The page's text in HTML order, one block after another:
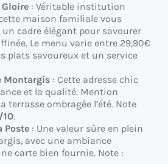
: Véritable institution
maison familiale vous
cadre élégant pour savourer
Le menu varie entre 29,90€
plats savoureux et un service
Montargis : Cette adresse chic
et la qualité. Mention
terrasse ombragée l’été. Note
10.
Poste : Une valeur sûre en plein
avec une ambiance
carte bien fournie. Note :